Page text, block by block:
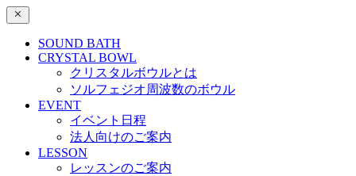
SOUND BATH
CRYSTAL BOWL
クリスタルボウルとは
ソルフェジオ周波数のボウル
EVENT
イベント日程
法人向けのご案内
LESSON
レッスンのご案内